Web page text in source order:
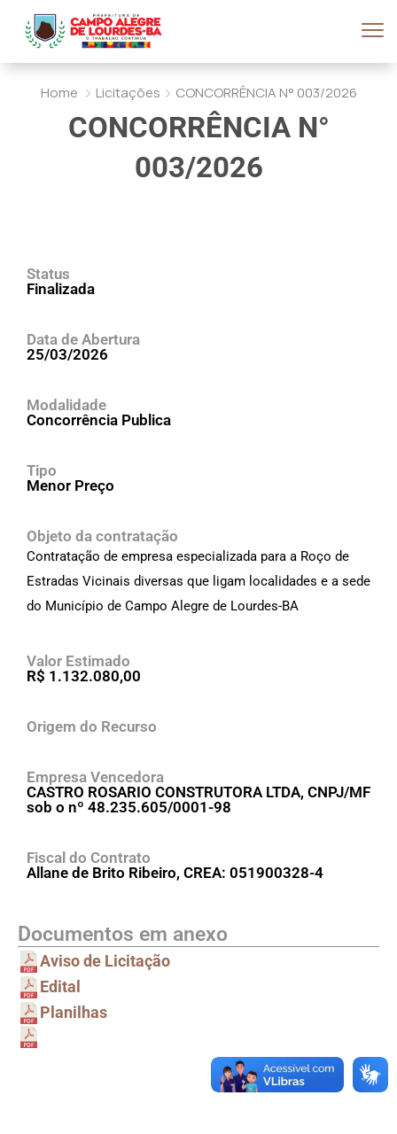
Home Licitações CONCORRÊNCIA N° 003/2026
CONCORRÊNCIA N°
003/2026
Status
Finalizada
Data de Abertura
25/03/2026
Modalidade
Concorrência Publica
Tipo
Menor Preço
Objeto da contratação
Contratação de empresa especializada para a Roço de
Estradas Vicinais diversas que ligam localidades e a sede
do Município de Campo Alegre de Lourdes-BA
Valor Estimado
R$ 1.132.080,00
Origem do Recurso
Empresa Vencedora
CASTRO ROSARIO CONSTRUTORA LTDA, CNPJ/MF
sob o nº 48.235.605/0001-98
Fiscal do Contrato
Allane de Brito Ribeiro, CREA: 051900328-4
Documentos em anexo
Aviso de Licitação
Edital
Planilhas